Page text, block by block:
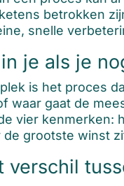
betrokken
snelle
je als je
is het proces
waar gaat de
vier kenmerken:
de grootste winst
verschil